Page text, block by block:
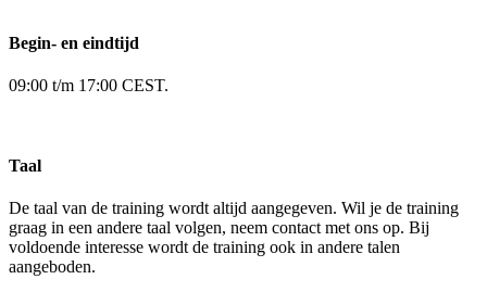
Begin- en eindtijd
09:00 t/m 17:00 CEST.
Taal
De taal van de training wordt altijd aangegeven. Wil je de training
graag in een andere taal volgen, neem contact met ons op. Bij
voldoende interesse wordt de training ook in andere talen
aangeboden.